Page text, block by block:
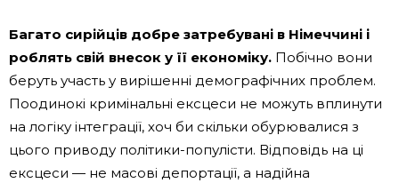
Багато сирійців добре затребувані в Німеччині і
роблять свій внесок у її економіку. Побічно вони
беруть участь у вирішенні демографічних проблем.
Поодинокі кримінальні ексцеси не можуть вплинути
на логіку інтеграції, хоч би скільки обурювалися з
цього приводу політики-популісти. Відповідь на ці
ексцеси — не масові депортації, а надійна